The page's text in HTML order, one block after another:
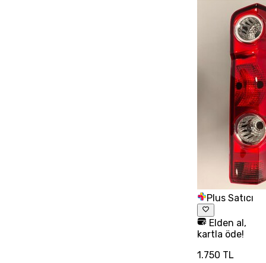
Plus Satıcı
Elden al,
kartla öde!
1.750 TL